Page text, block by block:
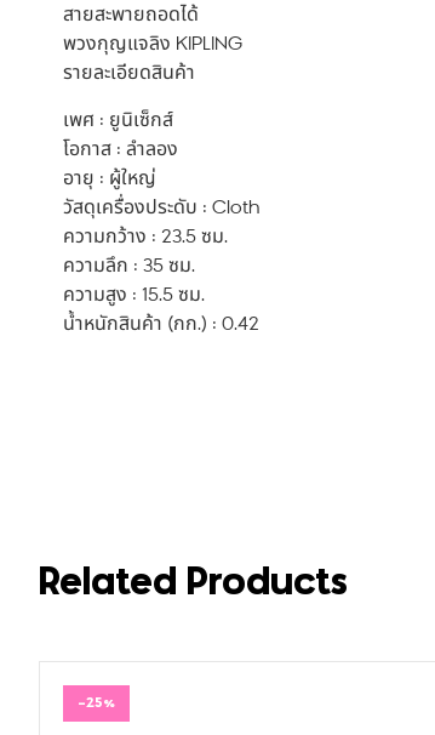
สายสะพายถอดได้
พวงกุญแจลิง KIPLING
รายละเอียดสินค้า
เพศ : ยูนิเซ็กส์
โอกาส : ลำลอง
อายุ : ผู้ใหญ่
วัสดุเครื่องประดับ : Cloth
ความกว้าง : 23.5 ซม.
ความลึก : 35 ซม.
ความสูง : 15.5 ซม.
น้ำหนักสินค้า (กก.) : 0.42
Related Products
-25%